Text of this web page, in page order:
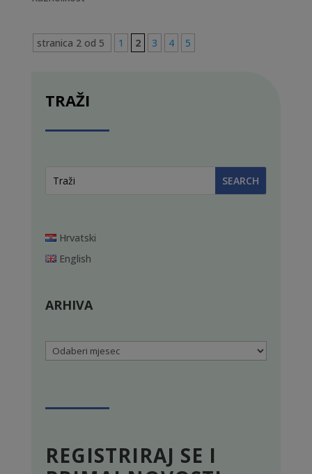
stranica 2 od 5 1 2 3 4 5
TRAŽI
Hrvatski
English
ARHIVA
Arhiva
REGISTRIRAJ SE I